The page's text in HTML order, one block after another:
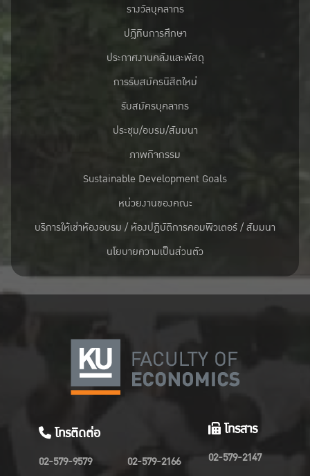
รางวัลบุคลากร
ปฎิทินการศึกษา
ประกาศงานคลังและพัสดุ
การรับสมัครนิสิตใหม่
รับสมัครบุคลากร
ประชุม/อบรม/สัมมนา
ภาพกิจกรรม
Sustainable Development Goals
หน่วยงานของคณะ
บริการให้เช่าห้องอบรม / ห้องปฏิบัติการคอมพิวเตอร์ / สัมมนา
นโยบายความเป็นส่วนตัว
โทรติดต่อ
02-579-9579 02-579-2166
โทรสาร
02-579-2147